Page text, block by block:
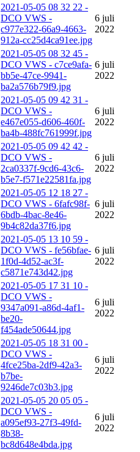
2021-05-05 08 32 22 -
DCO VWS -
c977e322-66a9-4663-
912a-cc25d4ca91ee.jpg
6 juli
2022
2021-05-05 08 32 45 -
DCO VWS - c7ce9afa-
bb5e-47ce-9941-
ba2a576b79f9.jpg
6 juli
2022
2021-05-05 09 42 31 -
DCO VWS -
e467e055-d606-460f-
ba4b-488fc761999f.jpg
6 juli
2022
2021-05-05 09 42 42 -
DCO VWS -
2ca0337f-9cd6-43c6-
b5e7-f571e22581fa.jpg
6 juli
2022
2021-05-05 12 18 27 -
DCO VWS - 6fafc98f-
6bdb-4bac-8e46-
9b4c82da37f6.jpg
6 juli
2022
2021-05-05 13 10 59 -
DCO VWS - fe56bfae-
1f0d-4d52-ac3f-
c5871e743d42.jpg
6 juli
2022
2021-05-05 17 31 10 -
DCO VWS -
9347a091-a86d-4af1-
be20-
f454ade50644.jpg
6 juli
2022
2021-05-05 18 31 00 -
DCO VWS -
4fce25ba-2df9-42a3-
b7be-
9246de7c03b3.jpg
6 juli
2022
2021-05-05 20 05 05 -
DCO VWS -
a095ef93-27f3-49fd-
8b38-
bc8d648e4bda.jpg
6 juli
2022